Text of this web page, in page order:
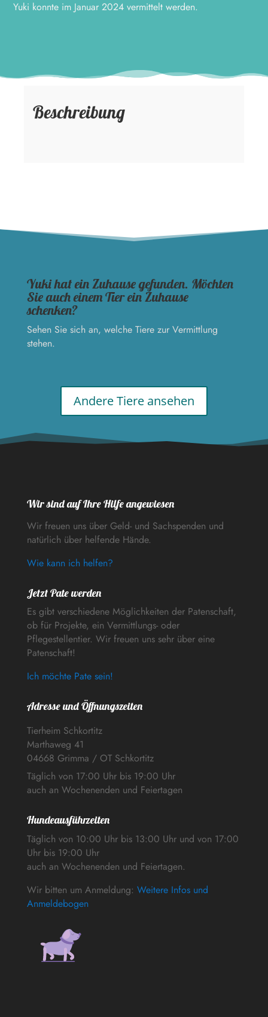
Yuki konnte im Januar 2024 vermittelt werden.
Beschreibung
Yuki hat ein Zuhause gefunden. Möchten
Sie auch einem Tier ein Zuhause
schenken?
Sehen Sie sich an, welche Tiere zur Vermittlung
stehen.
Andere Tiere ansehen
Wir sind auf Ihre Hilfe angewiesen
Wir freuen uns über Geld- und Sachspenden und
natürlich über helfende Hände.
Wie kann ich helfen?
Jetzt Pate werden
Es gibt verschiedene Möglichkeiten der Patenschaft,
ob für Projekte, ein Vermittlungs- oder
Pflegestellentier. Wir freuen uns sehr über eine
Patenschaft!
Ich möchte Pate sein!
Adresse und Öffnungszeiten
Tierheim Schkortitz
Marthaweg 41
04668 Grimma / OT Schkortitz
Täglich von 17:00 Uhr bis 19:00 Uhr
auch an Wochenenden und Feiertagen
Hundeausführzeiten
Täglich von 10:00 Uhr bis 13:00 Uhr und von 17:00
Uhr bis 19:00 Uhr
auch an Wochenenden und Feiertagen.
Wir bitten um Anmeldung: Weitere Infos und
Anmeldebogen